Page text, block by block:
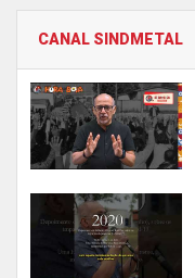
CANAL SINDMETAL